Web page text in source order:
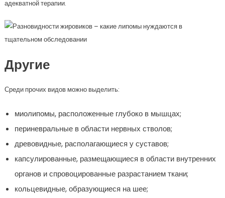
адекватной терапии.
Другие
Среди прочих видов можно выделить:
миолипомы, расположенные глубоко в мышцах;
периневральные в области нервных стволов;
древовидные, располагающиеся у суставов;
капсулированные, размещающиеся в области внутренних
органов и спровоцированные разрастанием ткани;
кольцевидные, образующиеся на шее;